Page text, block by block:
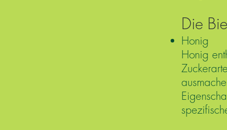
Die
Honig
Honig